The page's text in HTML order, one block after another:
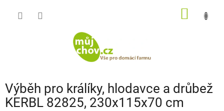
Výběh pro králíky, hlodavce a drůbež
KERBL 82825, 230x115x70 cm